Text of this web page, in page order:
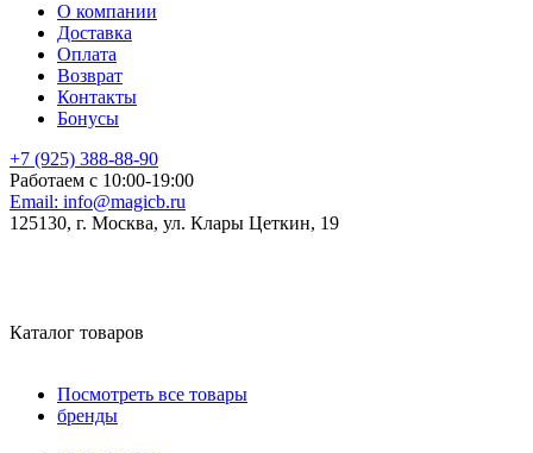
О компании
Доставка
Оплата
Возврат
Контакты
Бонусы
+7 (925) 388-88-90
Работаем с 10:00-19:00
Email: info@magicb.ru
125130, г. Москва, ул. Клары Цеткин, 19
Каталог товаров
Посмотреть все товары
бренды